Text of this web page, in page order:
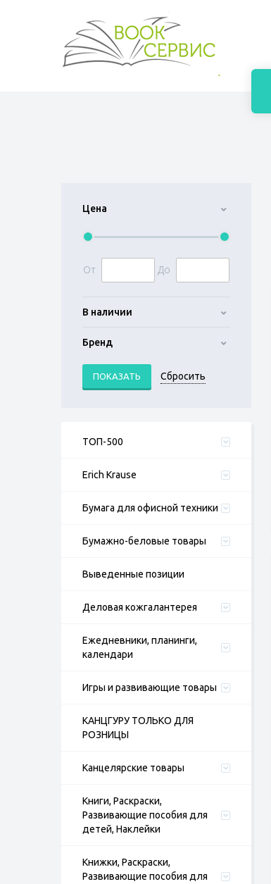
Цена
От До
В наличии
Бренд
ТОП-500
Erich Krause
Бумага для офисной техники
Бумажно-беловые товары
Выведенные позиции
Деловая кожгалантерея
Ежедневники, планинги,
календари
Игры и развивающие товары
КАНЦГУРУ ТОЛЬКО ДЛЯ
РОЗНИЦЫ
Канцелярские товары
Книги, Раскраски,
Развивающие пособия для
детей, Наклейки
Книжки, Раскраски,
Развивающие пособия для